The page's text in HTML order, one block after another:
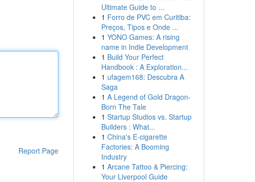
Report Page
Ultimate Guide to ...
1 Forro de PVC em Curitiba:
Preços, Tipos e Onde ...
1 YONO Games: A rising
name in Indie Development
1 Build Your Perfect
Handbook : A Exploration...
1 ufagem168: Descubra A
Saga
1 A Legend of Gold Dragon-
Born The Tale
1 Startup Studios vs. Startup
Builders : What...
1 China's E-cigarette
Factories: A Booming
Industry
1 Arcane Tattoo & Piercing:
Your Liverpool Guide